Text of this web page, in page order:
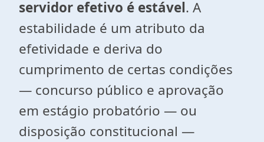
servidor efetivo é estável. A
estabilidade é um atributo da
efetividade e deriva do
cumprimento de certas condições
— concurso público e aprovação
em estágio probatório — ou
disposição constitucional —